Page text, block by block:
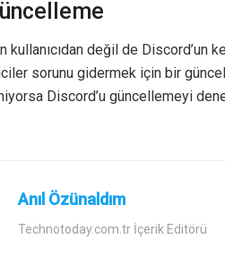
kullanıcıdan değil de
sorunu gidermek için bir
Discord’u güncellemeyi
Anıl Özünaldım
Technotoday.com.tr İçerik Editörü